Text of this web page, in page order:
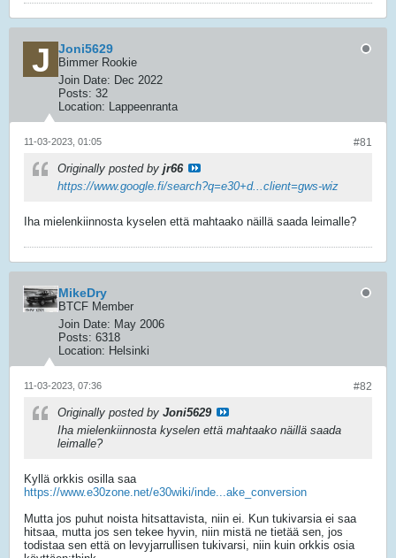
Joni5629
Bimmer Rookie
Join Date: Dec 2022
Posts: 32
Location: Lappeenranta
#81
11-03-2023, 01:05
Originally posted by jr66
https://www.google.fi/search?q=e30+d...client=gws-wiz
Iha mielenkiinnosta kyselen että mahtaako näillä saada leimalle?
MikeDry
BTCF Member
Join Date: May 2006
Posts: 6318
Location: Helsinki
#82
11-03-2023, 07:36
Originally posted by Joni5629
Iha mielenkiinnosta kyselen että mahtaako näillä saada
leimalle?
Kyllä orkkis osilla saa
https://www.e30zone.net/e30wiki/inde...ake_conversion
Mutta jos puhut noista hitsattavista, niin ei. Kun tukivarsia ei saa
hitsaa, mutta jos sen tekee hyvin, niin mistä ne tietää sen, jos
todistaa sen että on levyjarrullisen tukivarsi, niin kuin orkkis osia